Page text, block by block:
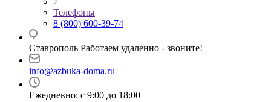
Телефоны
8 (800) 600-39-74
Ставрополь Работаем удаленно - звоните!
info@azbuka-doma.ru
Ежедневно: с 9:00 до 18:00